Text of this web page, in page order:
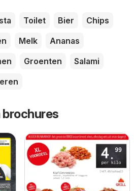
Toilet Bier
Chips
Melk
Ananas
Groenten
Salami